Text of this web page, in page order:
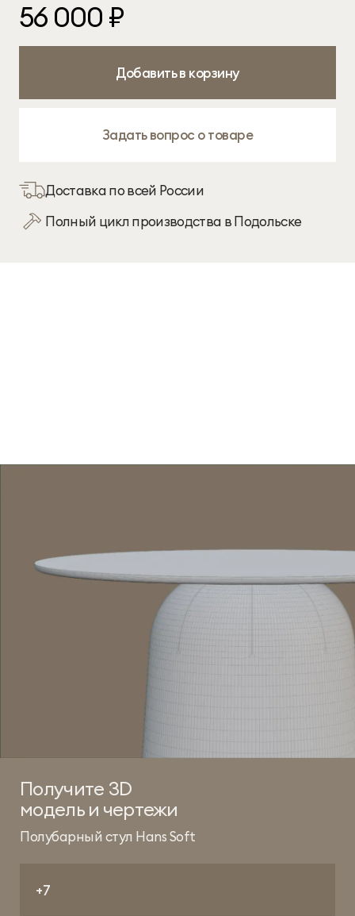
47 см
× 55 см
56 000 ₽
Добавить в корзину
Задать вопрос о товаре
Доставка по всей России
Полный цикл производства в Подольске
Получите 3D
модель и чертежи
Полубарный стул Hans Soft